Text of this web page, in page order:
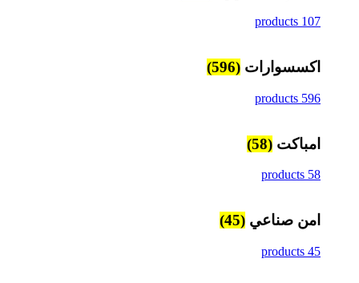
107 products
اكسسوارات (596)
596 products
امباكت (58)
58 products
امن صناعي (45)
45 products